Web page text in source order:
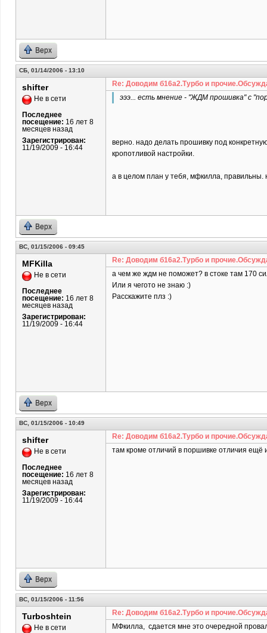
Верх
СБ, 01/14/2006 - 13:10
shifter
Не в сети
Последнее
посещение: 16 лет 8
месяцев назад
Зарегистрирован:
11/19/2009 - 16:44
Re: Доводим б16а2.Турбо и
эээ... есть мнение - "ЖДМ прошивка" с
верно. надо делать прошивку под
кропотливой настройки.
а в целом план у тебя, мфкилла, правильны.
Верх
ВС, 01/15/2006 - 09:45
MFKilla
Не в сети
Последнее
посещение: 16 лет 8
месяцев назад
Зарегистрирован:
11/19/2009 - 16:44
Re: Доводим б16а2.Турбо и
а чем же ждм не поможет? в стоке там 170
Или я чегото не знаю :)
Расскажите плз :)
Верх
ВС, 01/15/2006 - 10:49
shifter
Не в сети
Последнее
посещение: 16 лет 8
месяцев назад
Зарегистрирован:
11/19/2009 - 16:44
Re: Доводим б16а2.Турбо и
там кроме отличий в поршивке отличия ещё
Верх
ВС, 01/15/2006 - 11:56
Turboshtein
Не в сети
Re: Доводим б16а2.Турбо и
МФкилла, сдается мне это очередной